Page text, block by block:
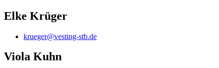
Elke Krüger
krueger@vesting-stb.de
Viola Kuhn